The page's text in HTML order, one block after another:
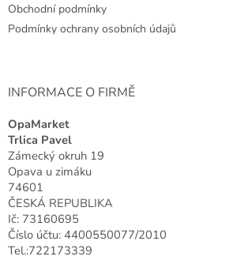
Obchodní podmínky
Podmínky ochrany osobních údajů
INFORMACE O FIRMĚ
OpaMarket
Trlica Pavel
Zámecký okruh 19
Opava u zimáku
74601
ČESKÁ REPUBLIKA
Ič: 73160695
Číslo účtu: 4400550077/2010
Tel.:722173339